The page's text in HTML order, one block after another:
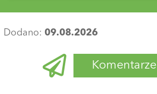
Dodano: 09.08.2026
Komentarze